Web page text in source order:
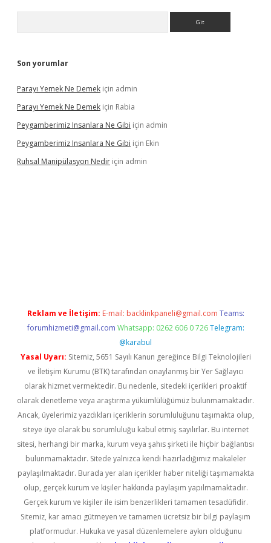
Son yorumlar
Parayı Yemek Ne Demek için admin
Parayı Yemek Ne Demek için Rabia
Peygamberimiz Insanlara Ne Gibi için admin
Peygamberimiz Insanlara Ne Gibi için Ekin
Ruhsal Manipülasyon Nedir için admin
Reklam ve İletişim: E-mail: backlinkpaneli@gmail.com Teams:
forumhizmeti@gmail.com Whatsapp: 0262 606 0 726 Telegram:
@karabul
Yasal Uyarı: Sitemiz, 5651 Sayılı Kanun gereğince Bilgi Teknolojileri
ve İletişim Kurumu (BTK) tarafından onaylanmış bir Yer Sağlayıcı
olarak hizmet vermektedir. Bu nedenle, sitedeki içerikleri proaktif
olarak denetleme veya araştırma yükümlülüğümüz bulunmamaktadır.
Ancak, üyelerimiz yazdıkları içeriklerin sorumluluğunu taşımakta olup,
siteye üye olarak bu sorumluluğu kabul etmiş sayılırlar. Bu internet
sitesi, herhangi bir marka, kurum veya şahıs şirketi ile hiçbir bağlantısı
bulunmamaktadır. Sitede yalnızca kendi hazırladığımız makaleler
paylaşılmaktadır. Burada yer alan içerikler haber niteliği taşımamakta
olup, gerçek kurum ve kişiler hakkında paylaşım yapılmamaktadır.
Gerçek kurum ve kişiler ile isim benzerlikleri tamamen tesadüfidir.
Sitemiz, kar amacı gütmeyen ve tamamen ücretsiz bir bilgi paylaşım
platformudur. Hukuka ve yasal düzenlemelere aykırı olduğunu